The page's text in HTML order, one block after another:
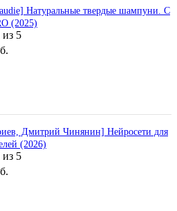
Натуральные твердые шампуни. С
(2025)
из 5
Дмитрий Чинянин] Нейросети для
(2026)
из 5